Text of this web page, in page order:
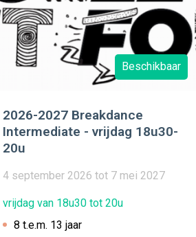
Beschikbaar
2026-2027 Breakdance
Intermediate - vrijdag 18u30-
20u
4 september 2026 tot 7 mei 2027
vrijdag van 18u30 tot 20u
8 t.e.m. 13 jaar